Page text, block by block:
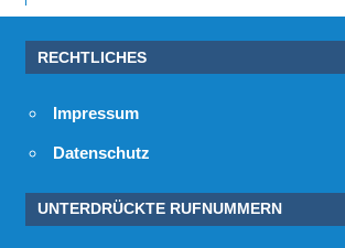
RECHTLICHES
Impressum
Datenschutz
UNTERDRÜCKTE RUFNUMMERN